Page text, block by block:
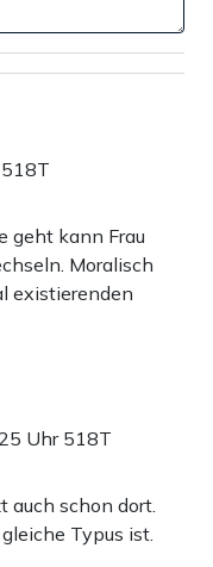
518T
geht kann Frau
Moralisch
existierenden
Uhr 518T
auch schon dort.
Typus ist.